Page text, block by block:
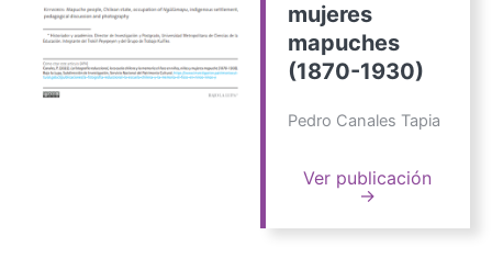
mujeres
mapuches
(1870-1930)
Pedro Canales Tapia
Ver publicación
→